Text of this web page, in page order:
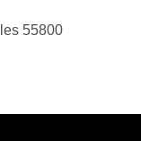
55800